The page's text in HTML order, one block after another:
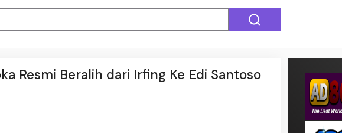
Resmi Beralih dari Irfing Ke Edi Santoso